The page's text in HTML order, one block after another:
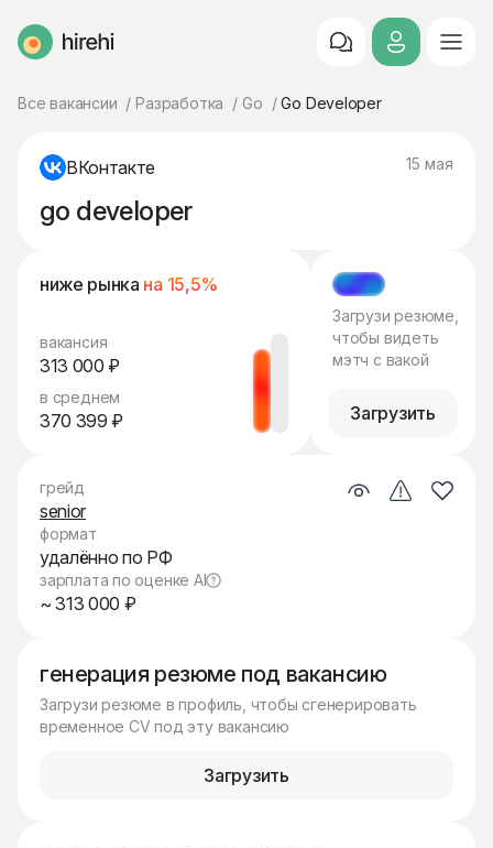
HireHi
Все вакансии Разработка Go Go Developer
ВКонтакте 15 мая
go developer
ниже рынка на 15,5%
вакансия
313 000 ₽
в среднем
370 399 ₽
МЭТЧ
Загрузи резюме,
чтобы видеть
мэтч с вакой
Загрузить
генерация резюме под вакансию
Загрузи резюме в профиль, чтобы сгенерировать
временное CV под эту вакансию
Загрузить
грейд
senior
формат
удалённо по РФ
зарплата по оценке AI
~ 313 000 ₽